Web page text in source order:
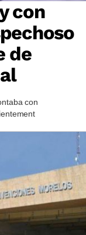
con
de
con